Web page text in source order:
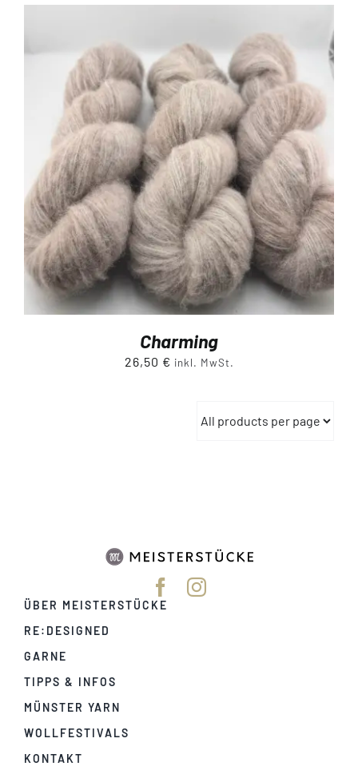
Charming
26,50 € inkl. MwSt.
ÜBER MEISTERSTÜCKE
RE:DESIGNED
GARNE
TIPPS & INFOS
MÜNSTER YARN
WOLLFESTIVALS
KONTAKT